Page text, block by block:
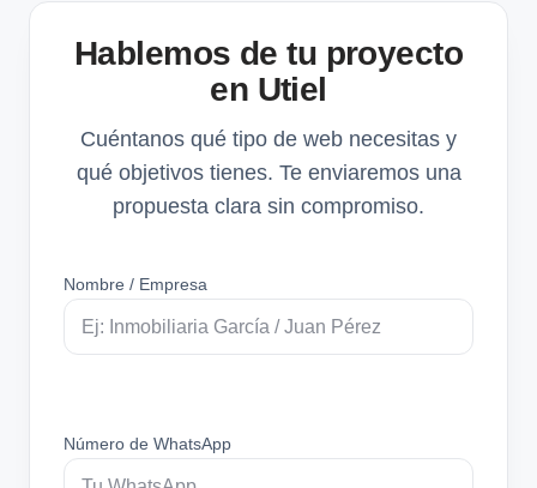
Hablemos de tu proyecto
en Utiel
Cuéntanos qué tipo de web necesitas y
qué objetivos tienes. Te enviaremos una
propuesta clara sin compromiso.
Nombre / Empresa
Número de WhatsApp